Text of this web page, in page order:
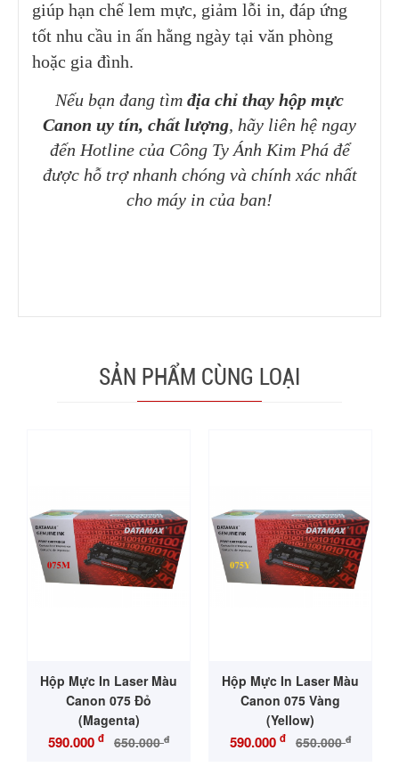
giúp hạn chế lem mực, giảm lỗi in, đáp ứng
tốt nhu cầu in ấn hằng ngày tại văn phòng
hoặc gia đình.
Nếu bạn đang tìm địa chỉ thay hộp mực
Canon uy tín, chất lượng, hãy liên hệ ngay
đến Hotline của Công Ty Ánh Kim Phá để
được hỗ trợ nhanh chóng và chính xác nhất
cho máy in của ban!
SẢN PHẨM CÙNG LOẠI
Hộp Mực In Laser Màu
Canon 075 Đỏ
(Magenta)
590.000 đ 650.000đ
Hộp Mực In Laser Màu
Canon 075 Vàng
(Yellow)
590.000 đ 650.000đ